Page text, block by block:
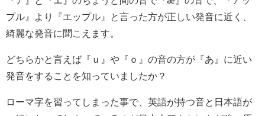
プル』より『エップル』と言った方が正しい発音に近く、
綺麗な発音に聞こえます。
どちらかと言えば『ｕ』や『ｏ』の音の方が『あ』に近い
発音をすることを知っていましたか？
ローマ字を習ってしまった事で、英語が持つ音と日本語が